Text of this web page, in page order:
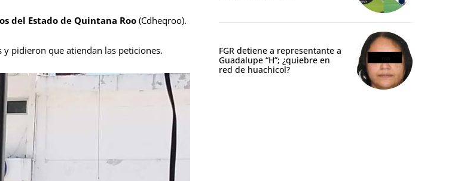
del Estado de Quintana Roo(Cdheqroo).
y pidieron que atiendan las peticiones.
FGR detiene a representante a
Guadalupe “H”; ¿quiebre en
red de huachicol?